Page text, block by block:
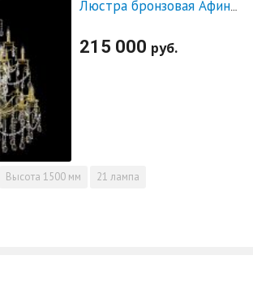
215 000 руб.
Высота 1500 мм 21 лампа